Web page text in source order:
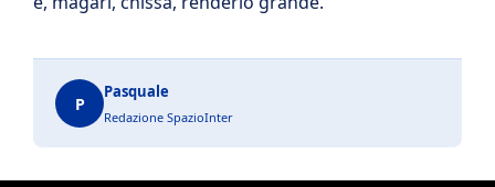
P
Pasquale
Redazione SpazioInter